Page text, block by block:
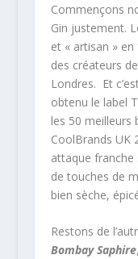
Commençons
Gin justement.
et « artisan »
des créateurs
Londres. Et
obtenu le label
les 50 meilleurs
CoolBrands UK
attaque franche
de touches de
bien sèche,
Restons de
Bombay Saphire